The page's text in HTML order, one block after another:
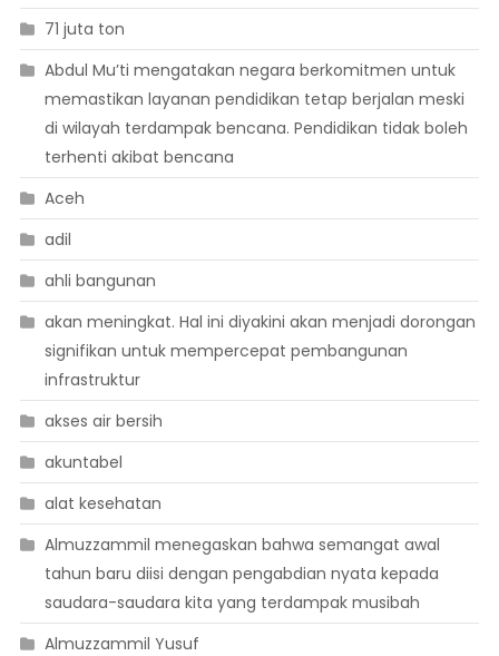
71 juta ton
Abdul Mu’ti mengatakan negara berkomitmen untuk
memastikan layanan pendidikan tetap berjalan meski
di wilayah terdampak bencana. Pendidikan tidak boleh
terhenti akibat bencana
Aceh
adil
ahli bangunan
akan meningkat. Hal ini diyakini akan menjadi dorongan
signifikan untuk mempercepat pembangunan
infrastruktur
akses air bersih
akuntabel
alat kesehatan
Almuzzammil menegaskan bahwa semangat awal
tahun baru diisi dengan pengabdian nyata kepada
saudara-saudara kita yang terdampak musibah
Almuzzammil Yusuf